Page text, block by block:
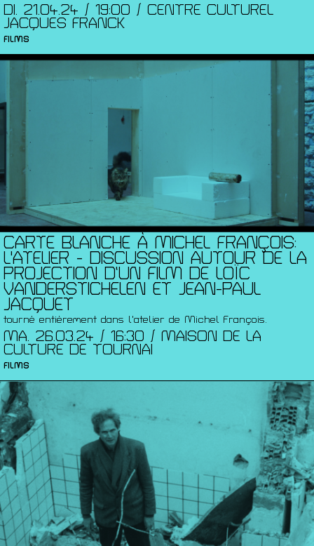
DI. 21.04.24 / 19:00 / CENTRE CULTUREL
JACQUES FRANCK
FILMS
CARTE BLANCHE À MICHEL FRANÇOIS:
L'ATELIER - DISCUSSION AUTOUR DE LA
PROJECTION D’UN FILM DE LOÏC
VANDERSTICHELEN ET JEAN-PAUL
JACQUET
tourné entièrement dans l'atelier de Michel François.
MA. 26.03.24 / 16:30 / MAISON DE LA
CULTURE DE TOURNAI
FILMS